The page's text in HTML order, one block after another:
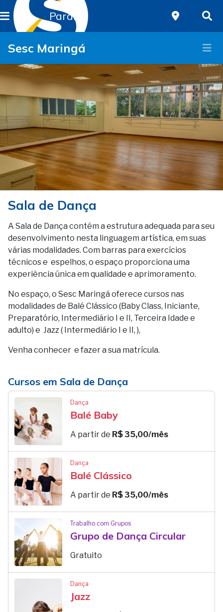
Paraná
Sesc Maringá
Sala de Dança
A Sala de Dança contém a estrutura adequada para seu
desenvolvimento nesta linguagem artística, em suas
várias modalidades. Com barras para exercícios
técnicos e espelhos, o espaço proporciona uma
experiência única em qualidade e aprimoramento.
No espaço, o Sesc Maringá oferece cursos nas
modalidades de Balé Clássico (Baby Class, Iniciante,
Preparatório, Intermediário I e II, Terceira Idade e
adulto) e Jazz ( Intermediário I e II, ),
Venha conhecer e fazer a sua matrícula.
Cursos em Sala de Dança
Dança
Balé Baby
A partir de R$ 35,00/mês
Dança
Balé Clássico
A partir de R$ 35,00/mês
Trabalho com Grupos
Grupo de Dança Circular
Gratuito
Dança
Jazz